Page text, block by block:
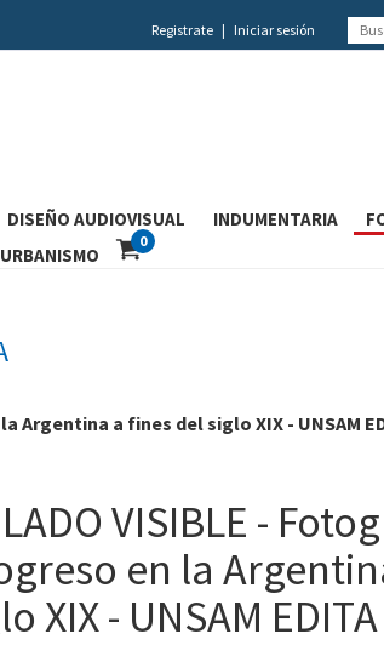
Registrate | Iniciar sesión
DISEÑO AUDIOVISUAL INDUMENTARIA
URBANISMO
0
Argentina a fines del siglo XIX - UNSAM
VISIBLE -
en la
XIX - UNSAM EDITA